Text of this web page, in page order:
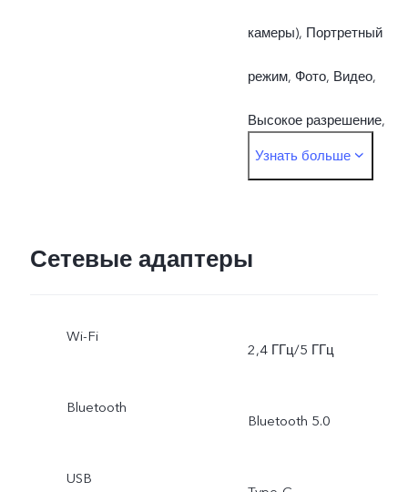
камеры), Портретный
режим, Фото, Видео,
Высокое разрешение,
Панорамный режим,
Замедленная съёмка,
Узнать больше
Сетевые адаптеры
Wi-Fi
2,4 ГГц/5 ГГц
Bluetooth
Bluetooth 5.0
USB